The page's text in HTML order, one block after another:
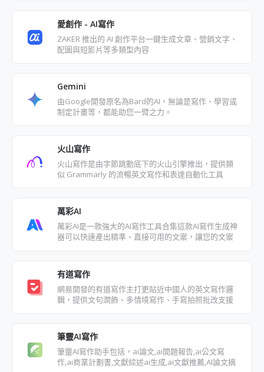
愛創作 - AI寫作
ZAKER 推出的 AI 創作平台一鍵生成文章、營銷文字、
配圖與短影片等多類型內容
‎Gemini
由Google開發原名為Bard的AI，無論是寫作、學習或
制定計畫等，都能助您一臂之力。
火山寫作
火山寫作是由字節跳動底下的火山引擎推出，提供類
似 Grammarly 的流暢英文寫作和表達自動化工具
萬彩AI
萬彩AI是一款強大的AI寫作工具合集這款AI寫作生成神
器可以快速產出精準、直接可用的文案，讓您的文案
有道寫作
網易開發的有道寫作主打更貼近中國人的英文寫作邏
輯，提供文句潤飾、多情境寫作、手寫拍照批改支援
筆靈AI寫作
筆靈AI寫作助手包括，ai論文,ai開題報告,ai公文寫
作,ai商業計劃書,文獻綜述ai生成,ai文獻推薦,AI論文摘